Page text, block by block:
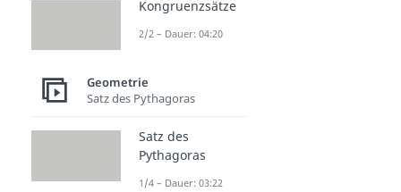
Kongruenzsätze
2/2 – Dauer: 04:20
Geometrie
Satz des Pythagoras
Satz des
Pythagoras
1/4 – Dauer: 03:22